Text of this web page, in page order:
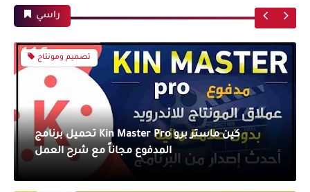
راسي
تصميم ومونتاج
تحميل برنامج Kin Master Pro كين ماستر برو
المدفوع مجاناً مع شرح العمل